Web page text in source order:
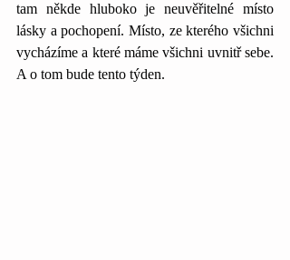
tam někde hluboko je neuvěřitelné místo
lásky a pochopení. Místo, ze kterého všichni
vycházíme a které máme všichni uvnitř sebe.
A o tom bude tento týden.